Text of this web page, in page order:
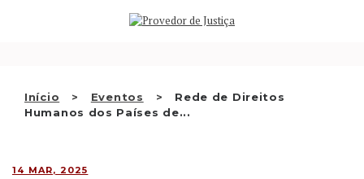
Início Eventos
Rede de Direitos
Humanos dos Países de...
QUEM SOMOS
RECOMENDAÇÕES E OUTRAS
DECISÕES
14 MAR, 2025